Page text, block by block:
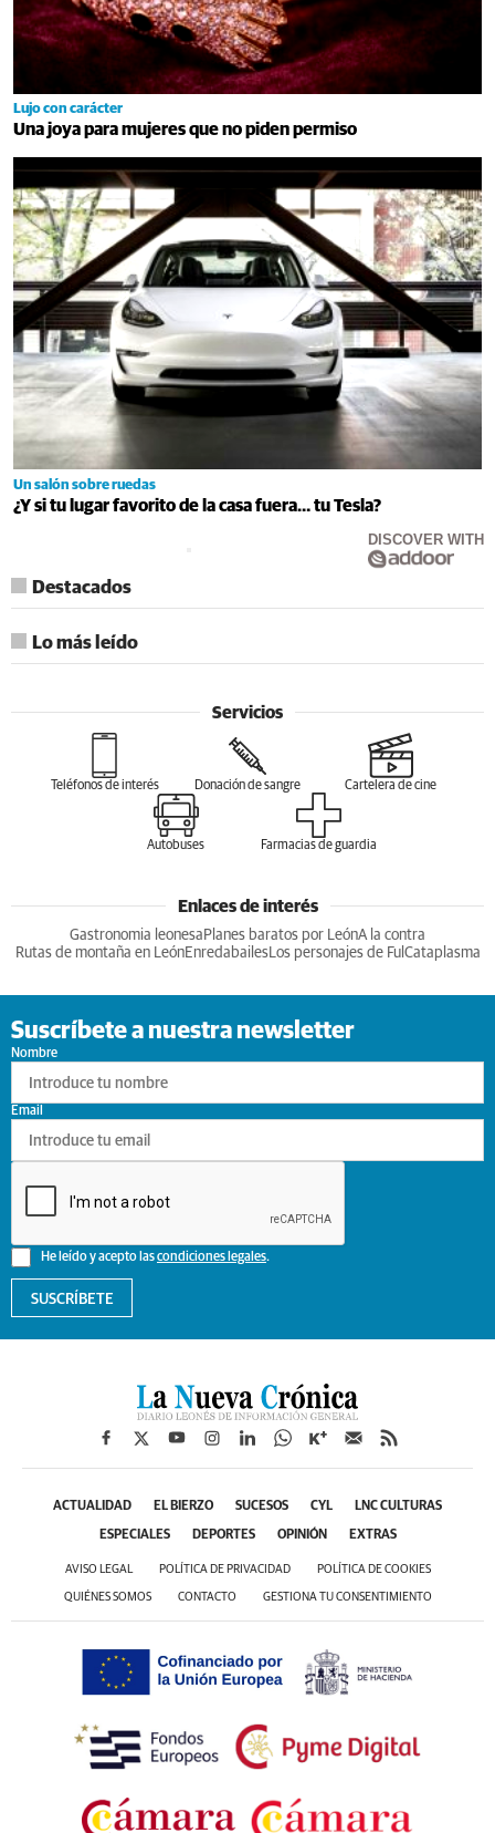
Lujo con carácter
Una joya para mujeres que no piden permiso
Un salón sobre ruedas
¿Y si tu lugar favorito de la casa fuera… tu Tesla?
DISCOVER WITH
Destacados
Lo más leído
Servicios
Teléfonos de interés Donación de sangre Cartelera de cine
Autobuses Farmacias de guardia
Enlaces de interés
Gastronomia leonesa Planes baratos por LeónA la contra
Rutas de montaña en LeónEnredabailesLos personajes de Ful Cataplasma
Suscríbete a nuestra newsletter
Nombre
He leído y acepto lascondiciones legales.
Email
SUSCRÍBETE
ACTUALIDAD EL BIERZO SUCESOS CYL LNC CULTURAS
ESPECIALES DEPORTES OPINIÓN EXTRAS
AVISO LEGAL POLÍTICA DE PRIVACIDAD POLÍTICA DE COOKIES
QUIÉNES SOMOS CONTACTO GESTIONA TU CONSENTIMIENTO